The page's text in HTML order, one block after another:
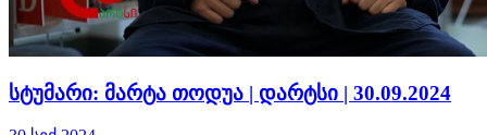
სტუმარი: მარტა თოდუა | დარტსი | 30.09.2024